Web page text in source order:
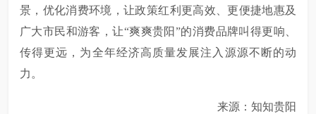
景，优化消费环境，让政策红利更高效、更便捷地惠及
广大市民和游客，让“爽爽贵阳”的消费品牌叫得更响、
传得更远，为全年经济高质量发展注入源源不断的动
力。
来源：知知贵阳